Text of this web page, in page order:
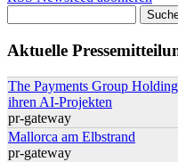
Aktuelle
The Payments Group
ihren AI-Projekten
pr-gateway
Mallorca am Elbstrand
pr-gateway